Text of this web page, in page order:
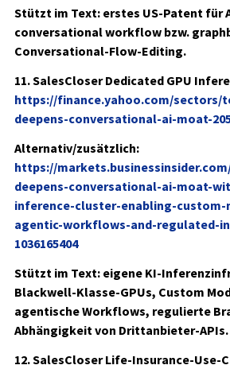
Stützt im Text: erstes US-Patent für
conversational workflow bzw.
Conversational-Flow-Editing.
11. SalesCloser Dedicated GPU
https://finance.yahoo.com/
deepens-conversational-ai-moat-
Alternativ/zusätzlich:
https://
deepens-conversational-ai-moat-
inference-cluster-enabling-
agentic-workflows-and-regulated-
1036165404
Stützt im Text: eigene KI-
Blackwell-Klasse-GPUs, Custom
agentische Workflows, regulierte
Abhängigkeit von Drittanbieter-APIs.
12. SalesCloser Life-Insurance-Use-